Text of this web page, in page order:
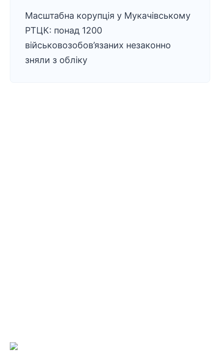
Масштабна корупція у Мукачівському
РТЦК: понад 1200
військовозобов’язаних незаконно
зняли з обліку